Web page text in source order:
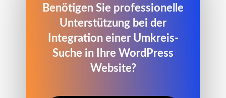
Benötigen Sie professionelle
Unterstützung bei der
Integration einer Umkreis-
Suche in Ihre WordPress
Website?